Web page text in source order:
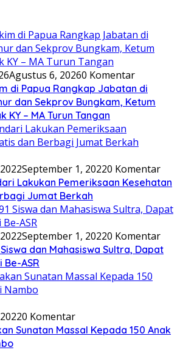
Agustus 6, 20260 Komentar
di Papua Rangkap Jabatan di
dan Sekprov Bungkam, Ketum
KY – MA Turun Tangan
September 1, 20220 Komentar
Lakukan Pemeriksaan Kesehatan
Jumat Berkah
September 1, 20220 Komentar
dan Mahasiswa Sultra, Dapat
Be-ASR
0 Komentar
Sunatan Massal Kepada 150 Anak